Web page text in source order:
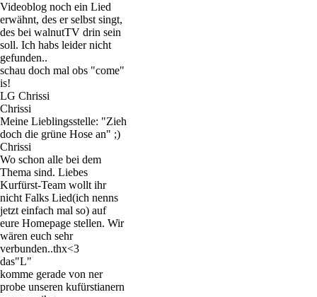
Videoblog noch ein Lied
erwähnt, des er selbst singt,
des bei walnutTV drin sein
soll. Ich habs leider nicht
gefunden..
schau doch mal obs "come"
is!
LG Chrissi
Chrissi
Meine Lieblingsstelle: "Zieh
doch die grüne Hose an" ;)
Chrissi
Wo schon alle bei dem
Thema sind. Liebes
Kurfürst-Team wollt ihr
nicht Falks Lied(ich nenns
jetzt einfach mal so) auf
eure Homepage stellen. Wir
wären euch sehr
verbunden..thx<3
das"L"
komme gerade von ner
probe unseren kufürstianern